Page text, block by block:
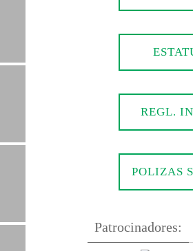
REGL.
POLIZAS
Patrocinadores: